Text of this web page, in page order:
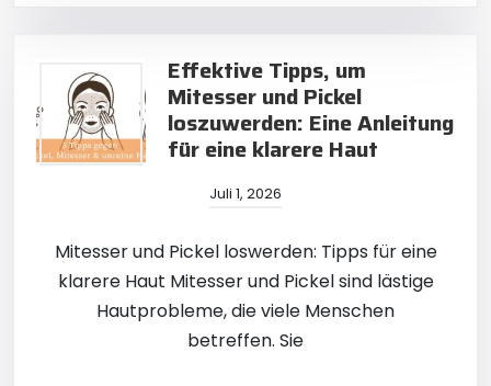
Effektive Tipps, um
Mitesser und Pickel
loszuwerden: Eine Anleitung
für eine klarere Haut
Juli 1, 2026
Mitesser und Pickel loswerden: Tipps für eine
klarere Haut Mitesser und Pickel sind lästige
Hautprobleme, die viele Menschen
betreffen. Sie